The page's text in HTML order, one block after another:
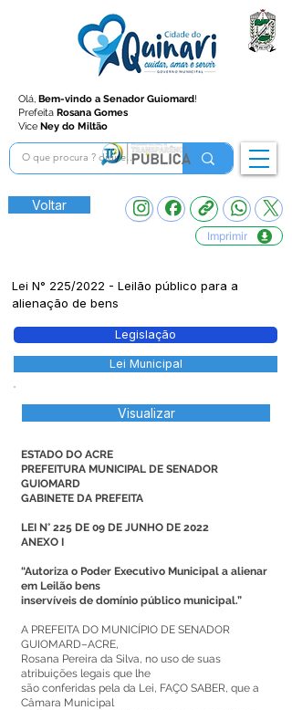
Olá, Bem-vindo a Senador Guiomard!
Prefeita Rosana Gomes
Vice Ney do Miltão
Voltar
Imprimir
Lei N° 225/2022 - Leilão público para a
alienação de bens
Legislação
Lei Municipal
Visualizar
ESTADO DO ACRE
PREFEITURA MUNICIPAL DE SENADOR
GUIOMARD
GABINETE DA PREFEITA
LEI N° 225 DE 09 DE JUNHO DE 2022
ANEXO I
“Autoriza o Poder Executivo Municipal a alienar
em Leilão bens
inservíveis de domínio público municipal.”
A PREFEITA DO MUNICÍPIO DE SENADOR
GUIOMARD–ACRE,
Rosana Pereira da Silva, no uso de suas
atribuições legais que lhe
são conferidas pela da Lei, FAÇO SABER, que a
Câmara Municipal